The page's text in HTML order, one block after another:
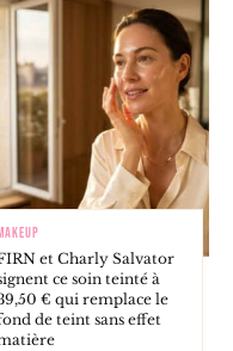
et Charly Salvator
ce soin teinté à
€ qui remplace le
de teint sans effet